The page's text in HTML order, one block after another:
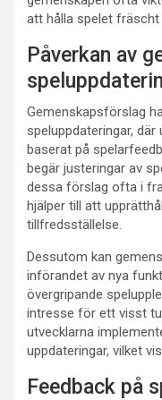
att hålla spelet fräscht
Påverkan av
Gemenskapsförslag
speluppdateringar,
baserat på
begär justeringar av
dessa förslag ofta i
hjälper till att
tillfredsställelse.
Dessutom kan
införandet av nya
övergripande
intresse för ett visst
utvecklarna
uppdateringar, vilket
Feedback på